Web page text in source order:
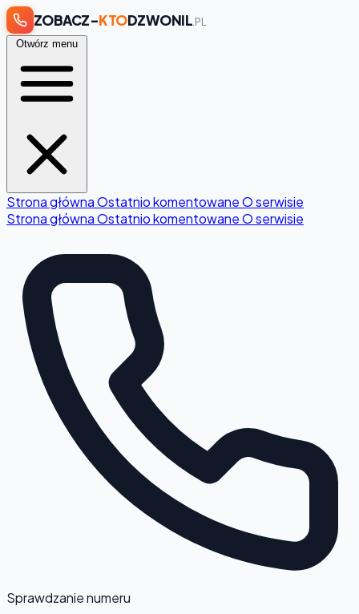
ZOBACZ-KTODZWONIL .PL
Otwórz menu
Strona głównaOstatnio komentowaneO serwisie
Strona głównaOstatnio komentowaneO serwisie
Sprawdzanie numeru